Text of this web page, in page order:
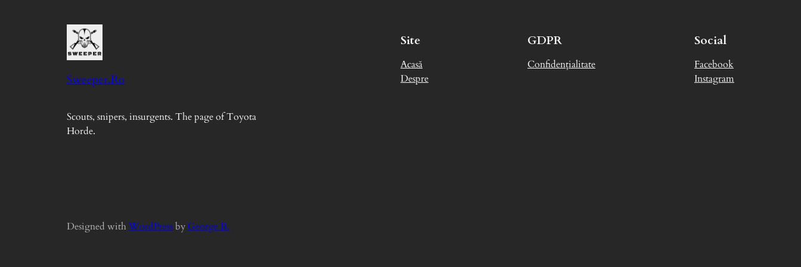
Sweeper.Ro
Scouts, snipers, insurgents. The page of Toyota
Horde.
Site
Acasă
Despre
GDPR
Confidențialitate
Social
Facebook
Instagram
Designed with WordPressby George B.